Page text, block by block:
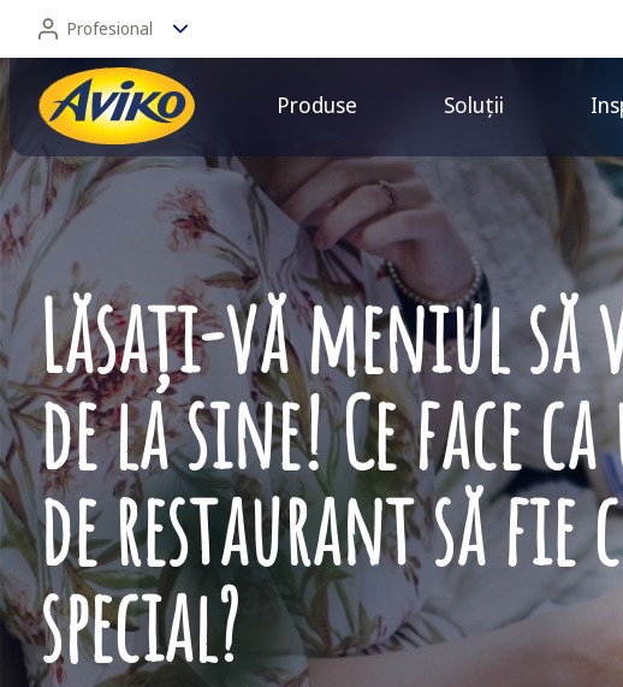
Profesional
Profesional
Consumator
Produse Soluții
Lăsați-vă meniul să
de la sine! Ce face
de restaurant să fie
special?